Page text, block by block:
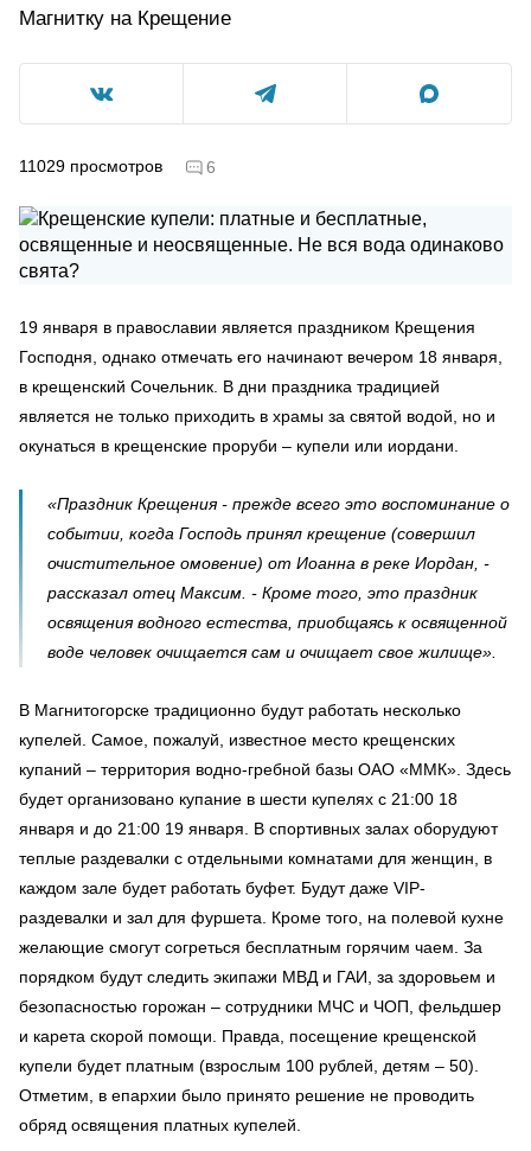
Магнитку на Крещение
11029 просмотров 6
19 января в православии является праздником Крещения
Господня, однако отмечать его начинают вечером 18 января,
в крещенский Сочельник. В дни праздника традицией
является не только приходить в храмы за святой водой, но и
окунаться в крещенские проруби – купели или иордани.
«Праздник Крещения - прежде всего это воспоминание о
событии, когда Господь принял крещение (совершил
очистительное омовение) от Иоанна в реке Иордан, -
рассказал отец Максим. - Кроме того, это праздник
освящения водного естества, приобщаясь к освященной
воде человек очищается сам и очищает свое жилище».
В Магнитогорске традиционно будут работать несколько
купелей. Самое, пожалуй, известное место крещенских
купаний – территория водно-гребной базы ОАО «ММК». Здесь
будет организовано купание в шести купелях с 21:00 18
января и до 21:00 19 января. В спортивных залах оборудуют
теплые раздевалки с отдельными комнатами для женщин, в
каждом зале будет работать буфет. Будут даже VIP-
раздевалки и зал для фуршета. Кроме того, на полевой кухне
желающие смогут согреться бесплатным горячим чаем. За
порядком будут следить экипажи МВД и ГАИ, за здоровьем и
безопасностью горожан – сотрудники МЧС и ЧОП, фельдшер
и карета скорой помощи. Правда, посещение крещенской
купели будет платным (взрослым 100 рублей, детям – 50).
Отметим, в епархии было принято решение не проводить
обряд освящения платных купелей.